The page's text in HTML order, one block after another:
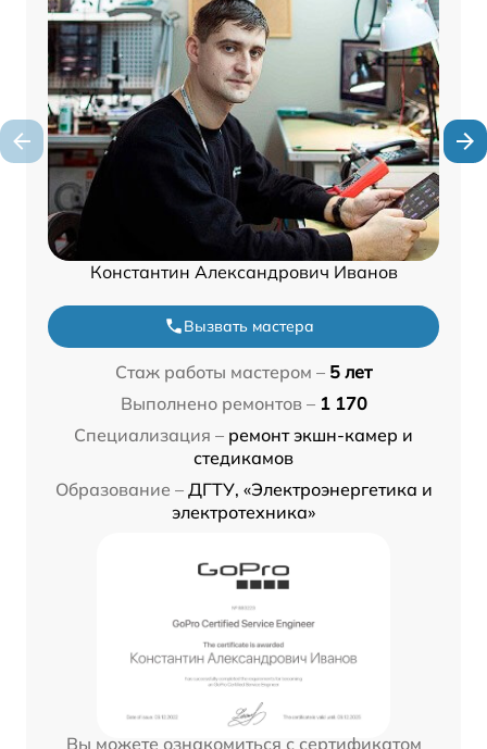
Константин Александрович Иванов
Вызвать мастера
Стаж работы мастером – 5 лет
Выполнено ремонтов – 1 170
Специализация – ремонт экшн-камер и
стедикамов
Образование – ДГТУ, «Электроэнергетика и
электротехника»
Вы можете ознакомиться с сертификатом